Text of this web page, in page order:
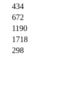
434
672
1190
1718
298